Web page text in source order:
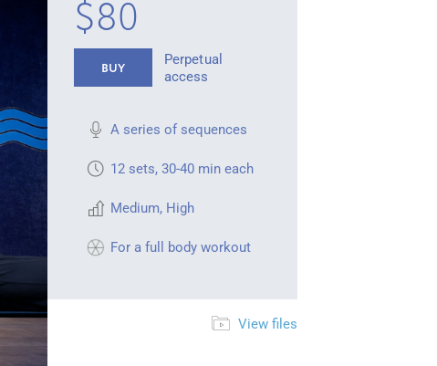
$80
BUY
Perpetual
access
A series of sequences
12 sets, 30-40 min each
Medium, High
For a full body workout
View files